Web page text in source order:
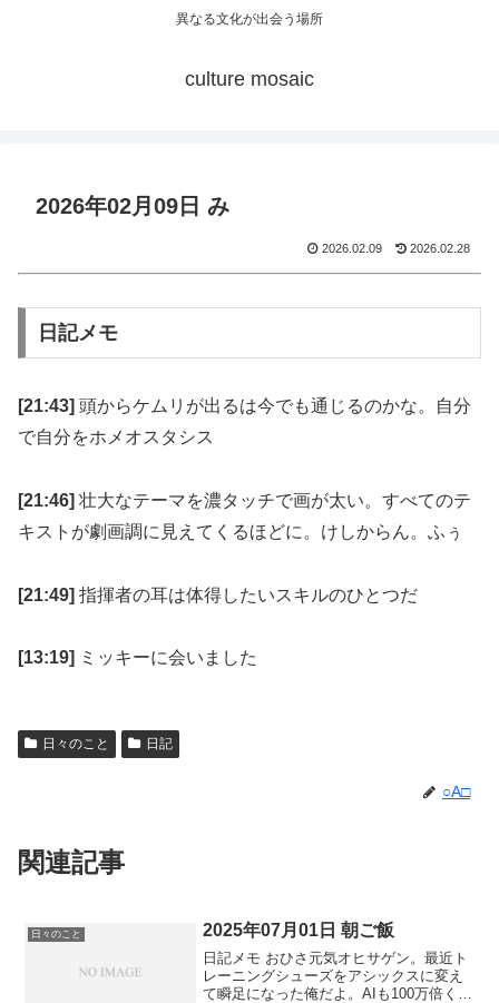
異なる文化が出会う場所
culture mosaic
2026年02月09日 み
2026.02.09 2026.02.28
日記メモ
[21:43] 頭からケムリが出るは今でも通じるのかな。自分
で自分をホメオスタシス
[21:46] 壮大なテーマを濃タッチで画が太い。すべてのテ
キストが劇画調に見えてくるほどに。けしからん。ふぅ
[21:49] 指揮者の耳は体得したいスキルのひとつだ
[13:19] ミッキーに会いました
日々のこと 日記
○A□
関連記事
日々のこと 2025年07月01日 朝ご飯
日記メモ おひさ元気オヒサゲン。最近ト
レーニングシューズをアシックスに変え
て瞬足になった俺だよ。AIも100万倍くら